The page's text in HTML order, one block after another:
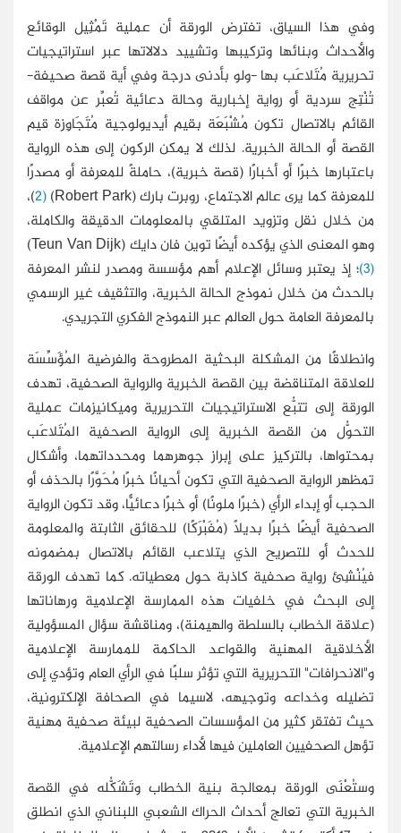
وفي هذا السياق، تفترض الورقة أن عملية تَمْثِيل الوقائع
والأحداث وبنائها وتركيبها وتشييد دلالاتها عبر استراتيجيات
تحريرية مُتَلاعَب بها -ولو بأدنى درجة وفي أية قصة صحيفة-
تُنْتِج سردية أو رواية إخبارية وحالة دعائية تُعبِّر عن مواقف
القائم بالاتصال تكون مُشْبَعَة بقيم أيديولوجية مُتَجَاوِزة قيم
القصة أو الحالة الخبرية. لذلك لا يمكن الركون إلى هذه الرواية
باعتبارها خبرًا أو أخبارًا (قصة خبرية)، حاملةً للمعرفة أو مصدرًا
للمعرفة كما يرى عالم الاجتماع، روبرت بارك (Robert Park)
(2 )،
من خلال نقل وتزويد المتلقي بالمعلومات الدقيقة والكاملة،
وهو المعنى الذي يؤكده أيضًا توين فان دايك (Teun Van Dijk)
(3) ؛ إذ يعتبر وسائل الإعلام أهم مؤسسة ومصدر لنشر المعرفة
بالحدث من خلال نموذج الحالة الخبرية، والتثقيف غير الرسمي
بالمعرفة العامة حول العالم عبر النموذج الفكري التجريدي.
وانطلاقًا من المشكلة البحثية المطروحة والفرضية المُؤَسِّسَة
للعلاقة المتناقضة بين القصة الخبرية والرواية الصحفية، تهدف
الورقة إلى تتبُّع الاستراتيجيات التحريرية وميكانيزمات عملية
التحوُّل من القصة الخبرية إلى الرواية الصحفية المُتَلاعَب
بمحتواها، بالتركيز على إبراز جوهرهما ومحدداتهما، وأشكال
تمظهر الرواية الصحفية التي تكون أحيانًا خبرًا مُحَوَّرًا بالحذف أو
الحجب أو إبداء الرأي (خبرًا ملونًا) أو خبرًا دعائيًّا، وقد تكون الرواية
الصحفية أيضًا خبرًا بديلًا (مُفَبْرَكًا) للحقائق الثابتة والمعلومة
للحدث أو للتصريح الذي يتلاعب القائم بالاتصال بمضمونه
فيُنْشِئ رواية صحفية كاذبة حول معطياته. كما تهدف الورقة
إلى البحث في خلفيات هذه الممارسة الإعلامية ورهاناتها
(علاقة الخطاب بالسلطة والهيمنة)، ومناقشة سؤال المسؤولية
الأخلاقية المهنية والقواعد الحاكمة للممارسة الإعلامية
و"الانحرافات" التحريرية التي تؤثر سلبًا في الرأي العام وتؤدي إلى
تضليله وخداعه وتوجيهه، لاسيما في الصحافة الإلكترونية،
حيث تفتقر كثير من المؤسسات الصحفية لبيئة صحفية مهنية
تؤهل الصحفيين العاملين فيها لأداء رسالتهم الإعلامية.
وستُعْنَى الورقة بمعالجة بنية الخطاب وتَشَكُّله في القصة
الخبرية التي تعالج أحداث الحراك الشعبي اللبناني الذي انطلق